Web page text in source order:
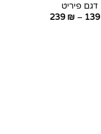
דגם פיריט
139
–
239 ₪
טווח